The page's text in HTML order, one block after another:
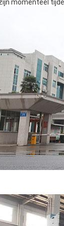
momenteel